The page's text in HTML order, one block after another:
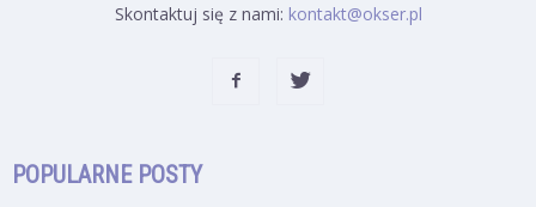
Skontaktuj się z nami: kontakt@okser.pl
POPULARNE POSTY